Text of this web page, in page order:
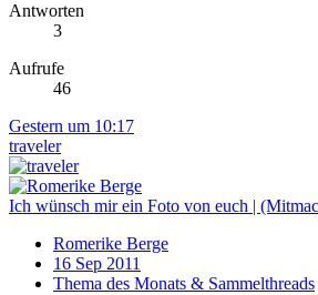
Antworten
3
Aufrufe
46
Gestern um 10:17
traveler
Ich wünsch mir ein Foto von euch |
Romerike Berge
16 Sep 2011
Thema des Monats & Sammelthreads